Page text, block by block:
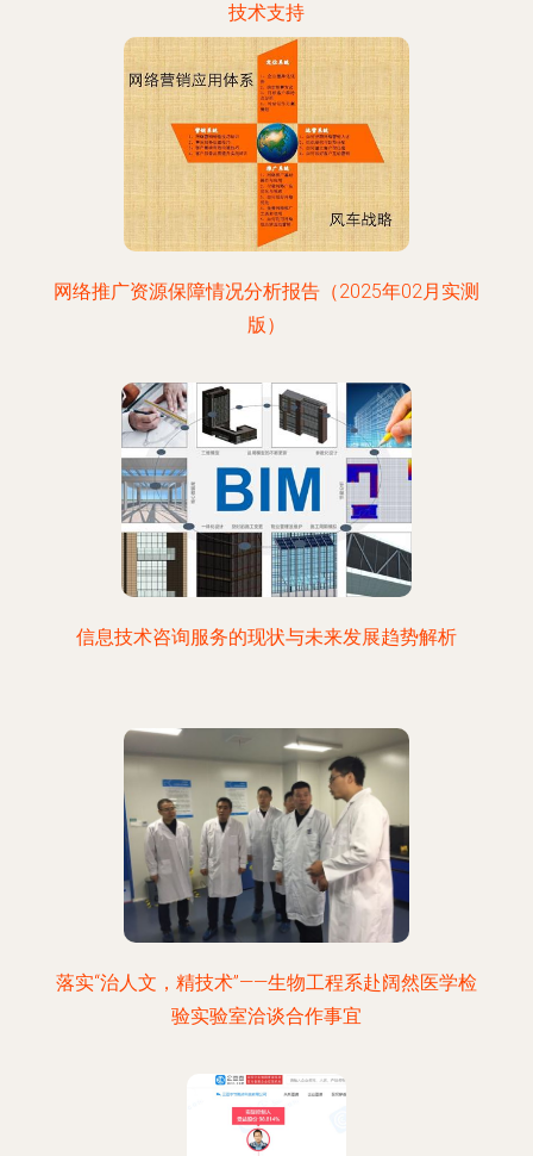
技术支持
网络推广资源保障情况分析报告（2025年02月实测
版）
信息技术咨询服务的现状与未来发展趋势解析
落实“治人文，精技术”——生物工程系赴阔然医学检
验实验室洽谈合作事宜